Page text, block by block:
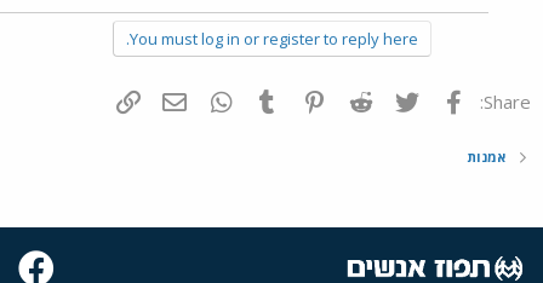
You must log in or register to reply here.
Share: פייסבוק Twitter
Reddit
Pinterest
Tumblr
WhatsAppדואר אלקטרוני
אמנות